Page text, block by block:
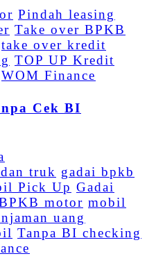
Pindah leasing
Take over BPKB
take over kredit
TOP UP Kredit
WOM Finance
Cek BI
truk gadai bpkb
Pick Up Gadai
motor mobil
uang
Tanpa BI checking